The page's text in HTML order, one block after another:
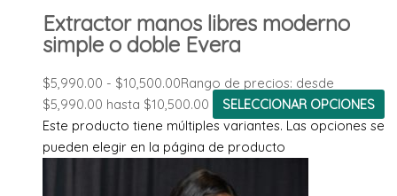
Extractor manos libres moderno
simple o doble Evera
$5,990.00 - $10,500.00Rango de precios: desde
$5,990.00 hasta $10,500.00
SELECCIONAR OPCIONES
Este producto tiene múltiples variantes. Las opciones se
pueden elegir en la página de producto